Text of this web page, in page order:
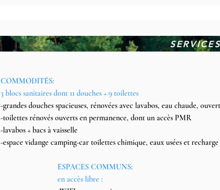
COMMODITÉS:
3 blocs sanitaires dont 11 douches + 9 toilettes
-grandes douches spacieuses, rénovées avec lavabos, eau chaude,
-toilettes rénovés ouverts en permanence, dont un accès PMR
-lavabos + bacs à vaisselle
-espace vidange camping-car toilettes chimique, eaux usées et
ESPACES COMMUNS:
en accès libre :